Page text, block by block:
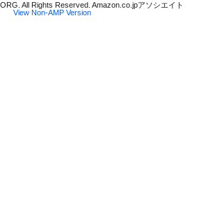
All Rights Reserved. Amazon.co.jpアソシエイト
View Non-AMP Version